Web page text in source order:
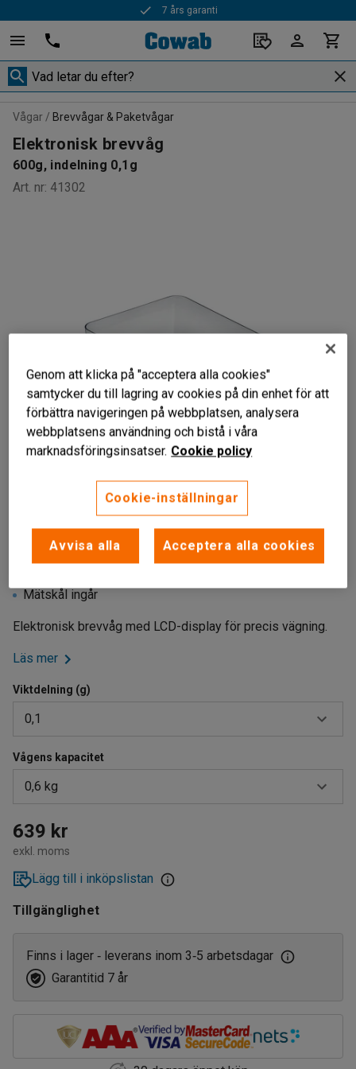
7 års garanti
Vågar Brevvågar & Paketvågar
Elektronisk brevvåg
600g, indelning 0,1g
Art. nr: 41302
Mätskål ingår
Elektronisk brevvåg med LCD-display för precis vägning.
Läs mer
Viktdelning (g)
0,1
0,1
1
Vågens kapacitet
0,6 kg
0,6 kg
6 kg
639 kr
exkl. moms
Lägg till i inköpslistan
Tillgänglighet
Finns i lager ‑ leverans inom 3‑5 arbetsdagar
Garantitid 7 år
Genom att klicka på "acceptera alla cookies"
samtycker du till lagring av cookies på din enhet för att
förbättra navigeringen på webbplatsen, analysera
webbplatsens användning och bistå i våra
marknadsföringsinsatser. Cookie policy
Cookie-inställningar
Avvisa alla Acceptera alla cookies